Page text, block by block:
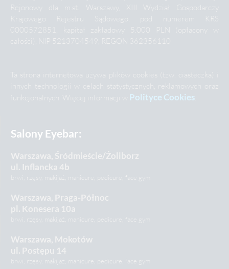
Rejonowy dla m.st. Warszawy, XIII Wydział Gospodarczy
Krajowego Rejestru Sądowego, pod numerem KRS
0000572851, kapitał zakładowy 5.000 PLN (opłacony w
całości), NIP 5213704549, REGON 362356110
Ta strona internetowa używa plików cookies (tzw. ciasteczka) i
innych technologii w celach statystycznych, reklamowych oraz
funkcjonalnych. Więcej informacji w
Polityce Cookies
Salony Eyebar:
Warszawa, Śródmieście/Żoliborz
ul. Inflancka 4b
brwi, rzęsy, makijaż, manicure, pedicure, face gym
Warszawa, Praga-Północ
pl. Konesera 10a
brwi, rzęsy, makijaż, manicure, pedicure, face gym
Warszawa, Mokotów
ul. Postępu 14
brwi, rzęsy, makijaż, manicure, pedicure, face gym